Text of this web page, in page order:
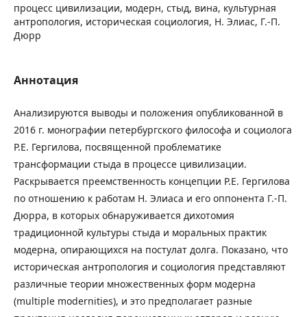
процесс цивилизации, модерн, стыд, вина, культурная
антропология, историческая социология, Н. Элиас, Г.-П.
Дюрр
Аннотация
Анализируются выводы и положения опубликованной в
2016 г. монографии петербургского философа и социолога
Р.Е. Гергилова, посвященной проблематике
трансформации стыда в процессе цивилизации.
Раскрывается преемственность концепции Р.Е. Гергилова
по отношению к работам Н. Элиаса и его оппонента Г.-П.
Дюрра, в которых обнаруживается дихотомия
традиционной культуры стыда и моральных практик
модерна, опирающихся на постулат долга. Показано, что
историческая антропология и социология представляют
различные теории множественных форм модерна
(multiple modernities), и это предполагает разные